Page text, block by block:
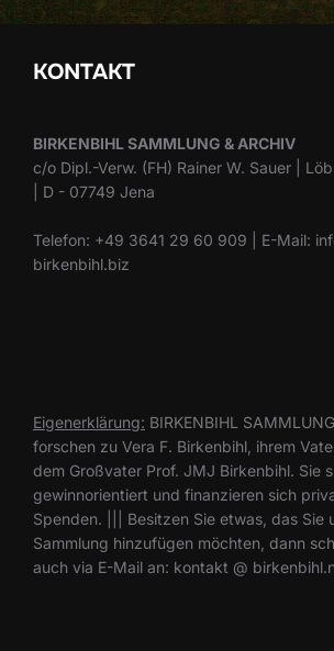
KONTAKT
BIRKENBIHL SAMMLUNG & ARCHIV
c/o Dipl.-Verw. (FH) Rainer W. Sauer |
| D - 07749 Jena
Telefon: +49 3641 29 60 909 | E-Mail:
birkenbihl.biz
Eigenerklärung: BIRKENBIHL
forschen zu Vera F. Birkenbihl, ihrem
dem Großvater Prof. JMJ Birkenbihl. Sie
gewinnorientiert und finanzieren sich
Spenden. ||| Besitzen Sie etwas, das Sie
Sammlung hinzufügen möchten, dann
auch via E-Mail an: kontakt @